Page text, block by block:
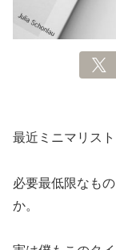
最近ミニマリス
必要最低限なも
か。